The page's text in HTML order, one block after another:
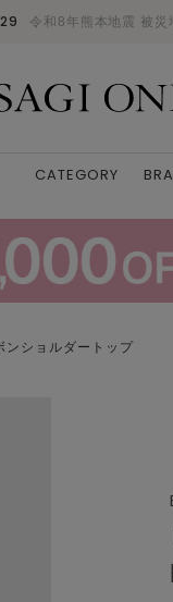
令和8年熊本地震 被災
CATEGORY
ショルダートップ